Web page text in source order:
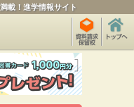
載！進学情報サイト